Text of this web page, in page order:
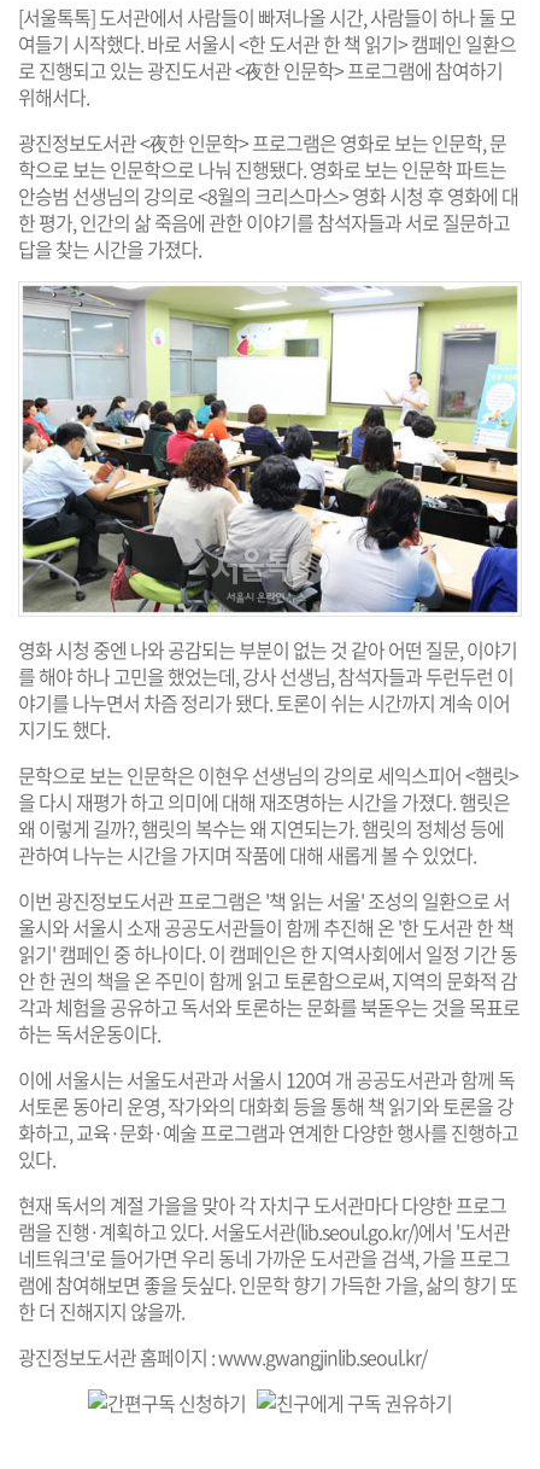
[서울톡톡] 도서관에서 사람들이 빠져나올 시간, 사람들이 하나 둘 모
여들기 시작했다. 바로 서울시 <한 도서관 한 책 읽기> 캠페인 일환으
로 진행되고 있는 광진도서관 <夜한 인문학> 프로그램에 참여하기
위해서다.
광진정보도서관 <夜한 인문학> 프로그램은 영화로 보는 인문학, 문
학으로 보는 인문학으로 나눠 진행됐다. 영화로 보는 인문학 파트는
안승범 선생님의 강의로 <8월의 크리스마스> 영화 시청 후 영화에 대
한 평가, 인간의 삶 죽음에 관한 이야기를 참석자들과 서로 질문하고
답을 찾는 시간을 가졌다.
영화 시청 중엔 나와 공감되는 부분이 없는 것 같아 어떤 질문, 이야기
를 해야 하나 고민을 했었는데, 강사 선생님, 참석자들과 두런두런 이
야기를 나누면서 차즘 정리가 됐다. 토론이 쉬는 시간까지 계속 이어
지기도 했다.
문학으로 보는 인문학은 이현우 선생님의 강의로 세익스피어 <햄릿>
을 다시 재평가 하고 의미에 대해 재조명하는 시간을 가졌다. 햄릿은
왜 이렇게 길까?, 햄릿의 복수는 왜 지연되는가. 햄릿의 정체성 등에
관하여 나누는 시간을 가지며 작품에 대해 새롭게 볼 수 있었다.
이번 광진정보도서관 프로그램은 '책 읽는 서울' 조성의 일환으로 서
울시와 서울시 소재 공공도서관들이 함께 추진해 온 '한 도서관 한 책
읽기' 캠페인 중 하나이다. 이 캠페인은 한 지역사회에서 일정 기간 동
안 한 권의 책을 온 주민이 함께 읽고 토론함으로써, 지역의 문화적 감
각과 체험을 공유하고 독서와 토론하는 문화를 북돋우는 것을 목표로
하는 독서운동이다.
이에 서울시는 서울도서관과 서울시 120여 개 공공도서관과 함께 독
서토론 동아리 운영, 작가와의 대화회 등을 통해 책 읽기와 토론을 강
화하고, 교육·문화·예술 프로그램과 연계한 다양한 행사를 진행하고
있다.
현재 독서의 계절 가을을 맞아 각 자치구 도서관마다 다양한 프로그
램을 진행·계획하고 있다. 서울도서관(lib.seoul.go.kr/)에서 '도서관
네트워크'로 들어가면 우리 동네 가까운 도서관을 검색, 가을 프로그
램에 참여해보면 좋을 듯싶다. 인문학 향기 가득한 가을, 삶의 향기 또
한 더 진해지지 않을까.
광진정보도서관 홈페이지 :www.gwangjinlib.seoul.kr/